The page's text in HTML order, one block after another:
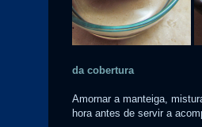
da cobertura
Amornar a manteiga,
hora antes de servir a